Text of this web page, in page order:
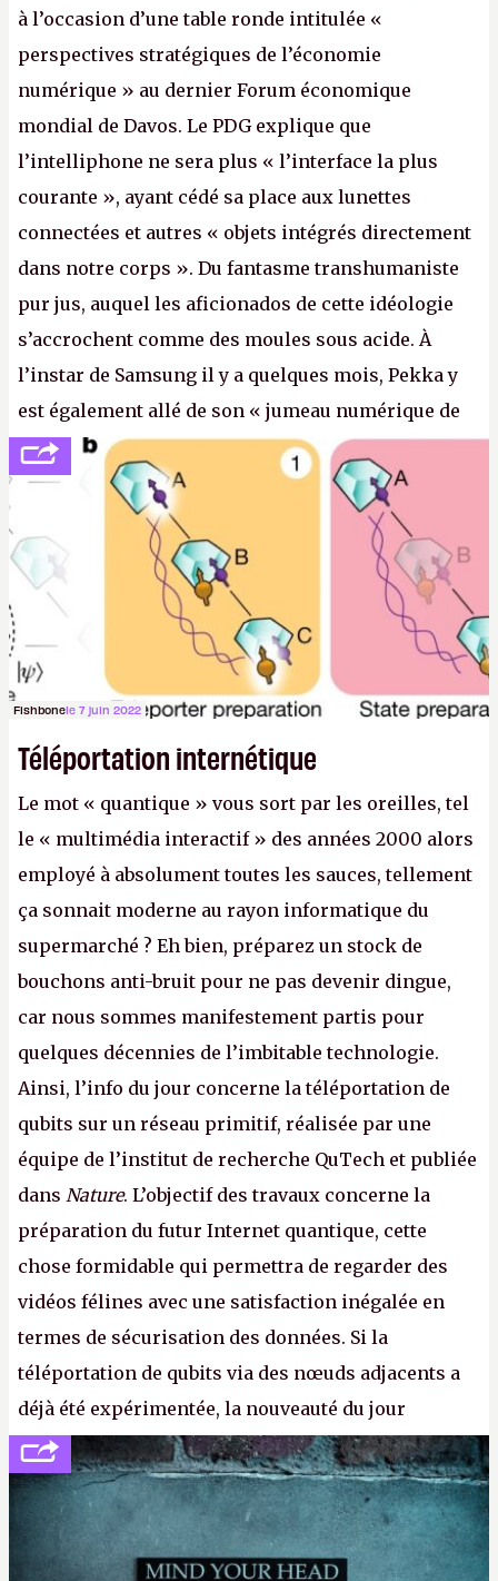
à l’occasion d’une table ronde intitulée «
perspectives stratégiques de l’économie
numérique » au dernier Forum économique
mondial de Davos. Le PDG explique que
l’intelliphone ne sera plus « l’interface la plus
courante », ayant cédé sa place aux lunettes
connectées et autres « objets intégrés directement
dans notre corps ». Du fantasme transhumaniste
pur jus, auquel les aficionados de cette idéologie
s’accrochent comme des moules sous acide. À
l’instar de Samsung il y a quelques mois, Pekka y
est également allé de son « jumeau numérique de
tout » et de l’importance des metasangsues, qu’il
considère comme «
la prochaine grande plateforme
informatique après le World Wide Web et le mobile
(Crédit photo : Pexels / Pixabay)
Fishbonele 7 juin 2022
Téléportation internétique
Le mot « quantique » vous sort par les oreilles, tel
le « multimédia interactif » des années 2000 alors
employé à absolument toutes les sauces, tellement
ça sonnait moderne au rayon informatique du
supermarché ? Eh bien, préparez un stock de
bouchons anti-bruit pour ne pas devenir dingue,
car nous sommes manifestement partis pour
quelques décennies de l’imbitable technologie.
Ainsi, l’info du jour concerne la téléportation de
qubits sur un réseau primitif, réalisée par une
équipe de l’institut de recherche QuTech et publiée
dans Nature. L’objectif des travaux concerne la
préparation du futur Internet quantique, cette
chose formidable qui permettra de regarder des
vidéos félines avec une satisfaction inégalée en
termes de sécurisation des données. Si la
téléportation de qubits via des nœuds adjacents a
déjà été expérimentée, la nouveauté du jour
concerne le recours à des nœuds distants, pour ne
pas dire un réseau quantique multimédia interactif
(avec l’option Péritel). (
http://cpc.cx/AH432N4
Crédit photo : QuTech / Nature)